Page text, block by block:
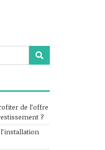
de l’offre
?